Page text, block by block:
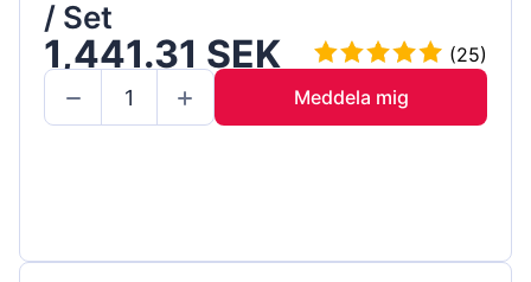
/ Set
1,441.31 SEK
(25)
Meddela mig